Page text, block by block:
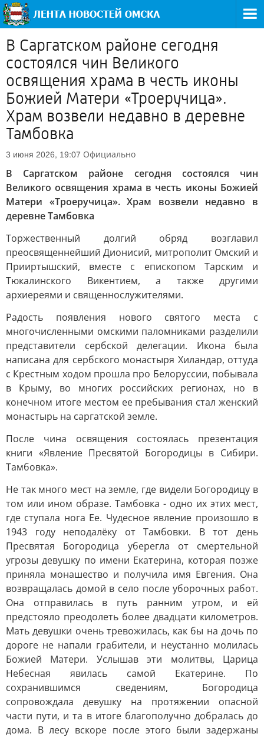
В Саргатском районе сегодня
состоялся чин Великого
освящения храма в честь иконы
Божией Матери «Троеручица».
Храм возвели недавно в деревне
Тамбовка
3 июня 2026, 19:07 Официально
В Саргатском районе сегодня состоялся чин
Великого освящения храма в честь иконы Божией
Матери «Троеручица». Храм возвели недавно в
деревне Тамбовка
Торжественный долгий обряд возглавил
преосвященнейший Дионисий, митрополит Омский и
Прииртышский, вместе с епископом Тарским и
Тюкалинского Викентием, а также другими
архиереями и священнослужителями.
Радость появления нового святого места с
многочисленными омскими паломниками разделили
представители сербской делегации. Икона была
написана для сербского монастыря Хиландар, оттуда
с Крестным ходом прошла про Белоруссии, побывала
в Крыму, во многих российских регионах, но в
конечном итоге местом ее пребывания стал женский
монастырь на саргатской земле.
После чина освящения состоялась презентация
книги «Явление Пресвятой Богородицы в Сибири.
Тамбовка».
Не так много мест на земле, где видели Богородицу в
том или ином образе. Тамбовка - одно их этих мест,
где ступала нога Ее. Чудесное явление произошло в
1943 году неподалёку от Тамбовки. В тот день
Пресвятая Богородица уберегла от смертельной
угрозы девушку по имени Екатерина, которая позже
приняла монашество и получила имя Евгения. Она
возвращалась домой в село после уборочных работ.
Она отправилась в путь ранним утром, и ей
предстояло преодолеть более двадцати километров.
Мать девушки очень тревожилась, как бы на дочь по
дороге не напали грабители, и неустанно молилась
Божией Матери. Услышав эти молитвы, Царица
Небесная явилась самой Екатерине. По
сохранившимся сведениям, Богородица
сопровождала девушку на протяжении опасной
части пути, и та в итоге благополучно добралась до
дома. В лесу вскоре после этого были задержаны